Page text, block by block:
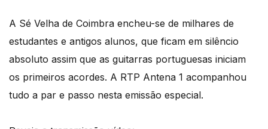
A Sé Velha de Coimbra encheu-se de milhares de
estudantes e antigos alunos, que ficam em silêncio
absoluto assim que as guitarras portuguesas iniciam
os primeiros acordes. A RTP Antena 1 acompanhou
tudo a par e passo nesta emissão especial.